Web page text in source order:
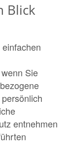
Blick
Sie
entnehmen